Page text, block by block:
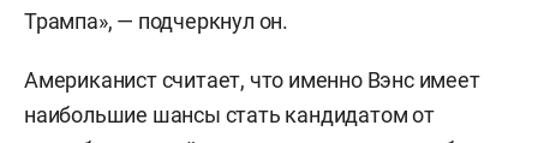
Трампа», — подчеркнул он.
Американист считает, что именно Вэнс имеет
наибольшие шансы стать кандидатом от